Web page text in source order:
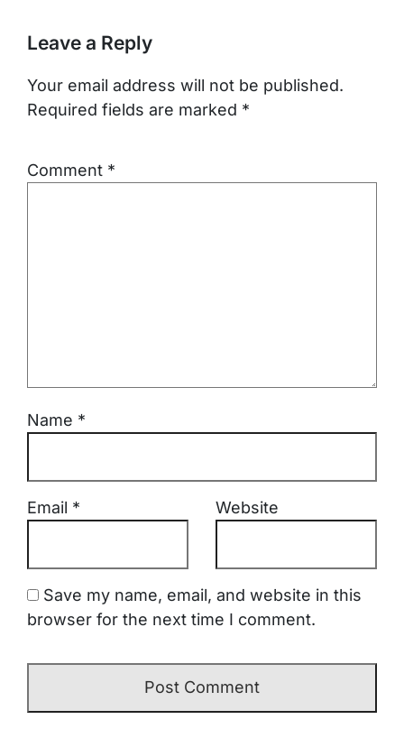
Leave a Reply
Your email address will not be published.
Required fields are marked *
Comment *
Name *
Email * Website
Save my name, email, and website in this
browser for the next time I comment.